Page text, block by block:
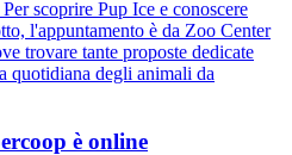
scoprire Pup Ice e conoscere
l'appuntamento è da Zoo Center
trovare tante proposte dedicate
quotidiana degli animali da
è online